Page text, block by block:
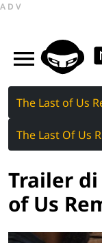
ADV
The Last of Us
The Last Of Us
Trailer
of Us